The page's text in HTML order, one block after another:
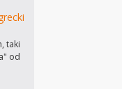
taki
od